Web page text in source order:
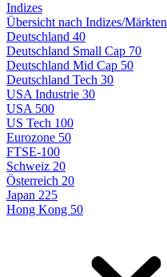
Indizes
Übersicht nach Indizes/Märkten
Deutschland 40
Deutschland Small Cap 70
Deutschland Mid Cap 50
Deutschland Tech 30
USA Industrie 30
USA 500
US Tech 100
Eurozone 50
FTSE-100
Schweiz 20
Österreich 20
Japan 225
Hong Kong 50